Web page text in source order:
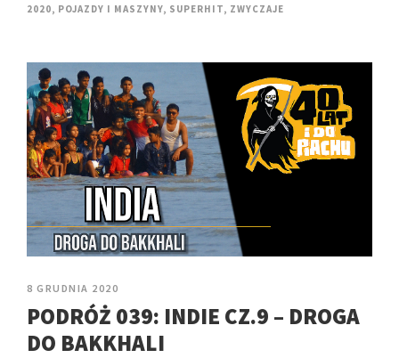
2020, POJAZDY I MASZYNY, SUPERHIT, ZWYCZAJE
8 GRUDNIA 2020
PODRÓŻ 039: INDIE CZ.9 – DROGA
DO BAKKHALI